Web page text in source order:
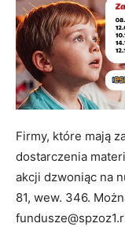
Firmy, które mają
dostarczenia
akcji dzwoniąc na
81, wew. 346.